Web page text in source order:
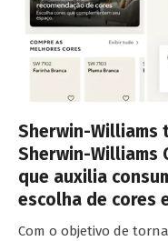
Sherwin-Williams
Sherwin-Williams
que auxilia
escolha de cores
Com o objetivo de